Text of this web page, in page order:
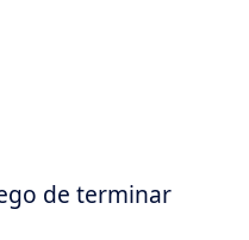
de terminar